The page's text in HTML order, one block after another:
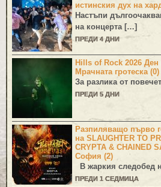
истинския дух на
Настъпи
на концерта […]
ПРЕДИ 4 ДНИ
Hills of Rock 2026
Мрачната гротеска (0)
За разлика от
ПРЕДИ 5 ДНИ
Разпиляващо първо
на SLAUGHTER TO
CRYPTA & CHAINED
София (2)
В жаркия следобед
ПРЕДИ 1 СЕДМИЦА